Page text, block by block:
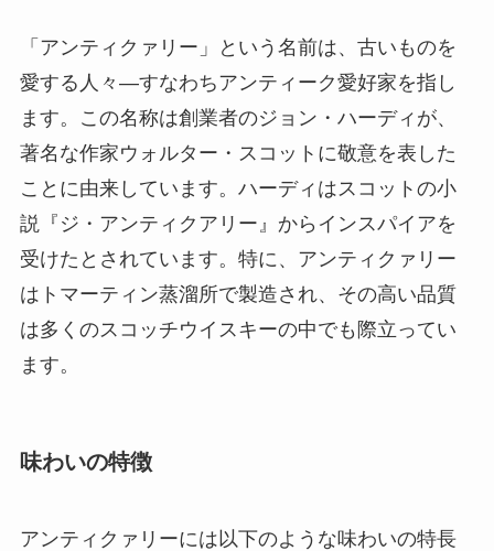
「アンティクァリー」という名前は、古いものを
愛する人々—すなわちアンティーク愛好家を指し
ます。この名称は創業者のジョン・ハーディが、
著名な作家ウォルター・スコットに敬意を表した
ことに由来しています。ハーディはスコットの小
説『ジ・アンティクアリー』からインスパイアを
受けたとされています。特に、アンティクァリー
はトマーティン蒸溜所で製造され、その高い品質
は多くのスコッチウイスキーの中でも際立ってい
ます。
味わいの特徴
アンティクァリーには以下のような味わいの特長